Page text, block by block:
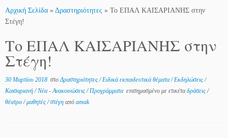
Αρχική Σελίδα » Δραστηριότητες » Το ΕΠΑΛ ΚΑΙΣΑΡΙΑΝΗΣ στην
Στέγη!
Το ΕΠΑΛ ΚΑΙΣΑΡΙΑΝΗΣ στην
Στέγη!
30 Μαρτίου 2018 στοΔραστηριότητες/Ειδικά εκπαιδευτικά θέματα/Εκδηλώσεις/
Καισαριανή/Νέα - Ανακοινώσεις/Προγράμματα επισημασμένο με ετικέταδράσεις/
θέατρο/μαθητές/στέγη από amak